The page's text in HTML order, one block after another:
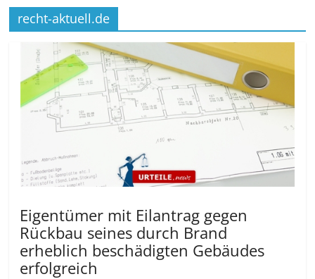
recht-aktuell.de
Eigentümer mit Eilantrag gegen
Rückbau seines durch Brand
erheblich beschädigten Gebäudes
erfolgreich